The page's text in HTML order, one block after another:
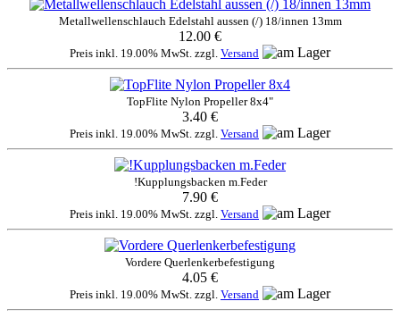
Metallwellenschlauch Edelstahl aussen (/) 18/innen 13mm
12.00 €
Preis inkl. 19.00% MwSt. zzgl. Versand
TopFlite Nylon Propeller 8x4"
3.40 €
Preis inkl. 19.00% MwSt. zzgl. Versand
!Kupplungsbacken m.Feder
7.90 €
Preis inkl. 19.00% MwSt. zzgl. Versand
Vordere Querlenkerbefestigung
4.05 €
Preis inkl. 19.00% MwSt. zzgl. Versand